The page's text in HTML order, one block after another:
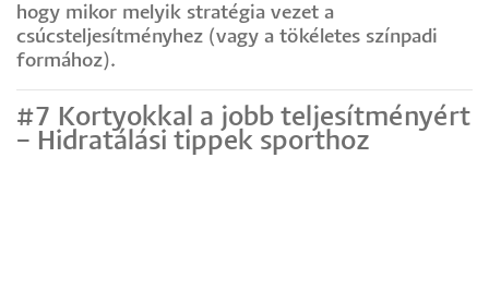
hogy mikor melyik stratégia vezet a
csúcsteljesítményhez (vagy a tökéletes színpadi
formához).
#7 Kortyokkal a jobb teljesítményért
– Hidratálási tippek sporthoz